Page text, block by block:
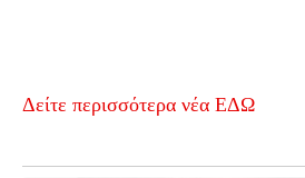
Δείτε περισσότερα νέα ΕΔΩ